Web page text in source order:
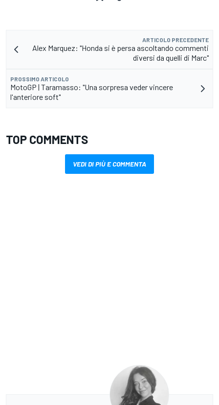
ARTICOLO PRECEDENTE
Alex Marquez: "Honda si è persa ascoltando commenti
diversi da quelli di Marc"
PROSSIMO ARTICOLO
MotoGP | Taramasso: "Una sorpresa veder vincere
l'anteriore soft"
TOP COMMENTS
VEDI DI PIÙ E COMMENTA